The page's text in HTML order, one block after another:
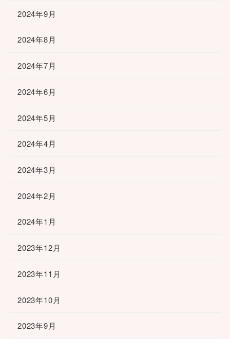
2024年9月
2024年8月
2024年7月
2024年6月
2024年5月
2024年4月
2024年3月
2024年2月
2024年1月
2023年12月
2023年11月
2023年10月
2023年9月